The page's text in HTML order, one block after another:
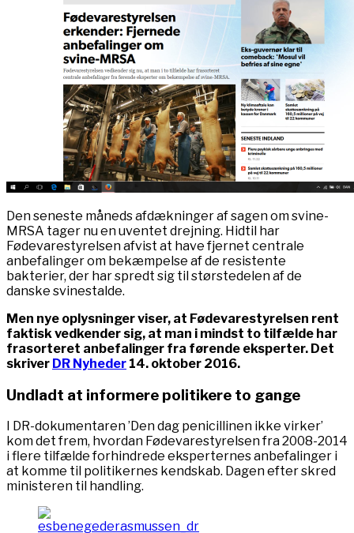
Den seneste måneds afdækninger af sagen om svine-
MRSA tager nu en uventet drejning. Hidtil har
Fødevarestyrelsen afvist at have fjernet centrale
anbefalinger om bekæmpelse af de resistente
bakterier, der har spredt sig til størstedelen af de
danske svinestalde.
Men nye oplysninger viser, at Fødevarestyrelsen rent
faktisk vedkender sig, at man i mindst to tilfælde har
frasorteret anbefalinger fra førende eksperter. Det
skriver DR Nyheder 14. oktober 2016.
Undladt at informere politikere to gange
I DR-dokumentaren ’Den dag penicillinen ikke virker’
kom det frem, hvordan Fødevarestyrelsen fra 2008-2014
i flere tilfælde forhindrede eksperternes anbefalinger i
at komme til politikernes kendskab. Dagen efter skred
ministeren til handling.